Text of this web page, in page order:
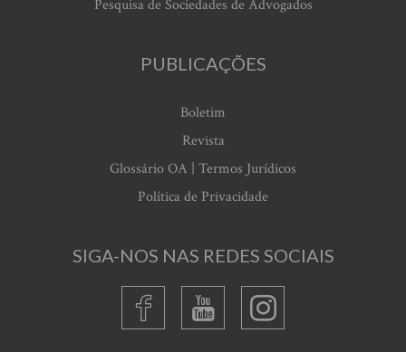
Pesquisa de Sociedades de Advogados
PUBLICAÇÕES
Boletim
Revista
Glossário OA | Termos Jurídicos
Política de Privacidade
SIGA-NOS NAS REDES SOCIAIS